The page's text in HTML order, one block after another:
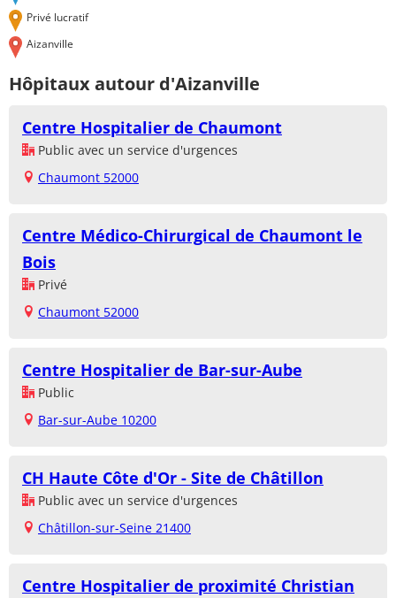
Privé lucratif
Aizanville
Hôpitaux autour d'Aizanville
Centre Hospitalier de Chaumont
Public avec un service d'urgences
Chaumont 52000
Centre Médico-Chirurgical de Chaumont le
Bois
Privé
Chaumont 52000
Centre Hospitalier de Bar-sur-Aube
Public
Bar-sur-Aube 10200
CH Haute Côte d'Or - Site de Châtillon
Public avec un service d'urgences
Châtillon-sur-Seine 21400
Centre Hospitalier de proximité Christian